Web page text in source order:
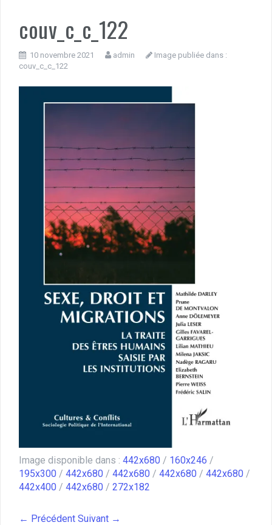
couv_c_c_122
10 novembre 2021 admin
Image publiée dans :
couv_c_c_122
Image disponible dans : 442x680 / 160x246 /
195x300 / 442x680 / 442x680 / 442x680 / 442x680 /
442x400 / 442x680 / 272x182
← Précédent Suivant →